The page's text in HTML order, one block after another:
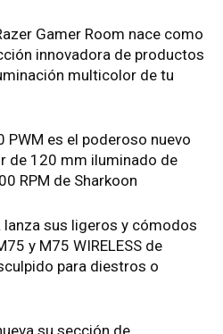
Gamer Room nace como
innovadora de productos
multicolor de tu
PWM es el poderoso nuevo
de 120 mm iluminado de
RPM de Sharkoon
lanza sus ligeros y cómodos
y M75 WIRELESS de
para diestros o
su sección de